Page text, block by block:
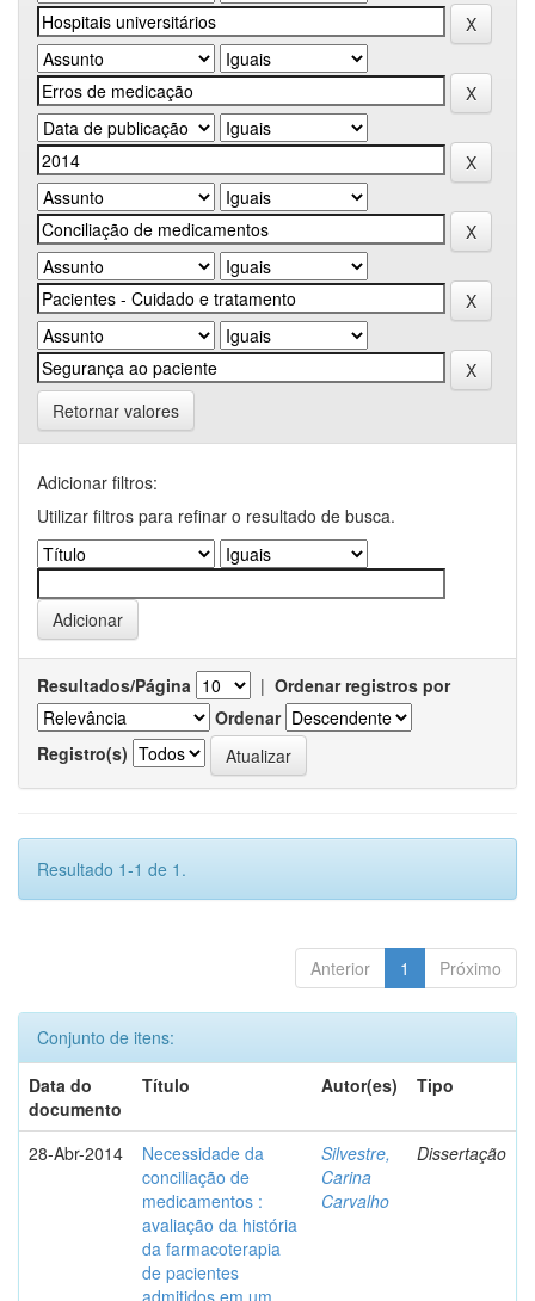
Retornar valores
Adicionar filtros:
Utilizar filtros para refinar o resultado de busca.
Resultados/Página | Ordenar registros por
Ordenar
Registro(s)
Resultado 1-1 de 1.
Anterior 1 Próximo
Conjunto de itens:
Data do
documento
Título Autor(es) Tipo
28-Abr-2014
Necessidade da
conciliação de
medicamentos :
avaliação da história
da farmacoterapia
de pacientes
admitidos em um
Silvestre,
Carina
Carvalho
Dissertação